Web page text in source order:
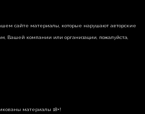
сайте материалы, которые нарушают авторские
Вашей компании или организации, пожалуйста,
материалы 18+!